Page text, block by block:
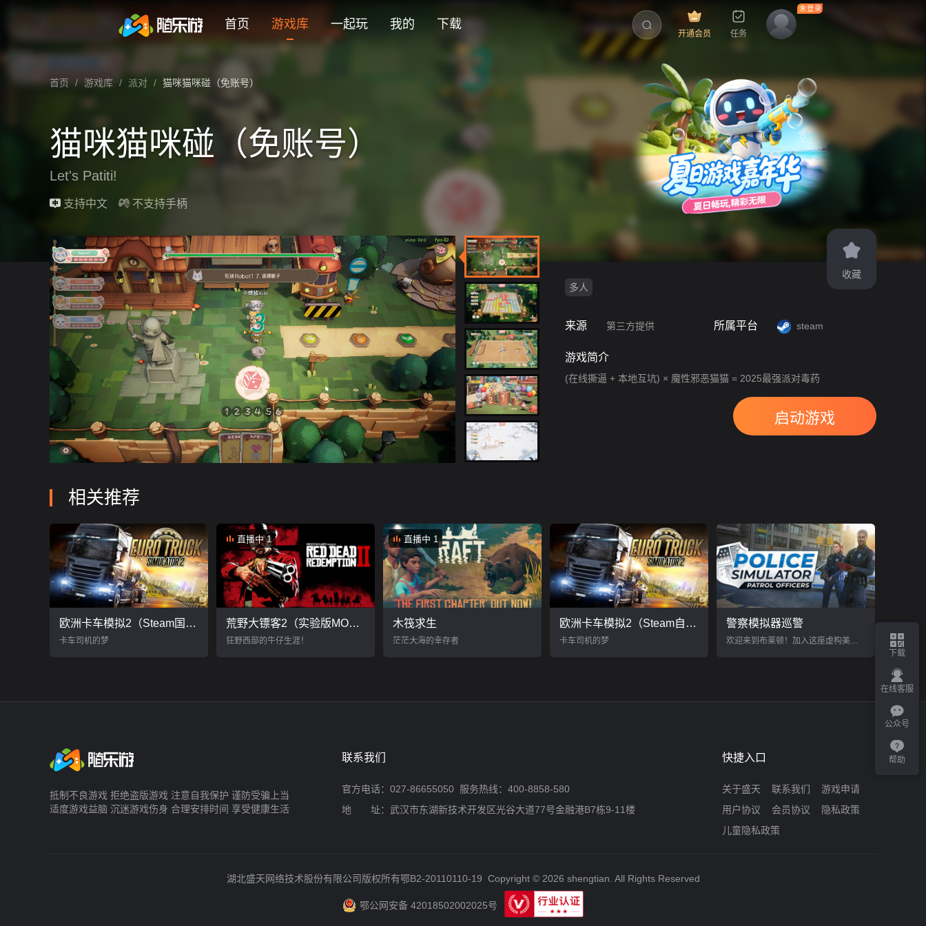
首页 游戏库 一起玩 我的 下载
开通会员 任务
猫咪猫咪碰（免账号）
猫咪猫咪碰（免账号） 云游戏在线玩介绍
首页 / 游戏库 / 派对 / 猫咪猫咪碰（免账号）
猫咪猫咪碰（免账号）
Let's Patiti!
支持中文
不支持手柄
收藏
多人
来源 第三方提供 所属平台 steam
游戏简介
(在线撕逼 + 本地互坑) × 魔性邪恶猫猫 = 2025最强派对毒药
启动游戏
相关推荐
欧洲卡车模拟2（Steam国内自备账号）
卡车司机的梦
荒野大镖客2（实验版MOD）
狂野西部的牛仔生涯！
直播中 1
木筏求生
茫茫大海的幸存者
直播中 1
欧洲卡车模拟2（Steam自备账号）
卡车司机的梦
警察模拟器巡警
欢迎来到布莱顿！加入这座虚构美国城市的警队，体验警官的日常生活。
抵制不良游戏 拒绝盗版游戏 注意自我保护 谨防受骗上当
适度游戏益脑 沉迷游戏伤身 合理安排时间 享受健康生活
联系我们
官方电话：027-86655050 服务热线：400-8858-580
地 址：武汉市东湖新技术开发区光谷大道77号金融港B7栋9-11楼
快捷入口
关于盛天 联系我们
游戏申请
用户协议
会员协议
隐私政策
儿童隐私政策
湖北盛天网络技术股份有限公司版权所有鄂B2-20110110-19 Copyright © 2026 shengtian. All Rights Reserved
鄂公网安备 42018502002025号
下载
在线客服
公众号
帮助